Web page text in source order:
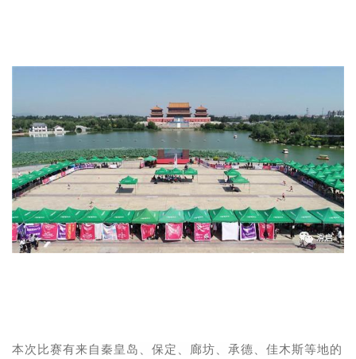
本次比赛有来自秦皇岛、保定、廊坊、承德、佳木斯等地的